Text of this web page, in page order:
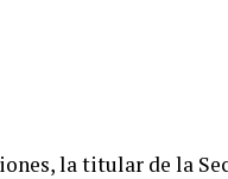
la titular de la